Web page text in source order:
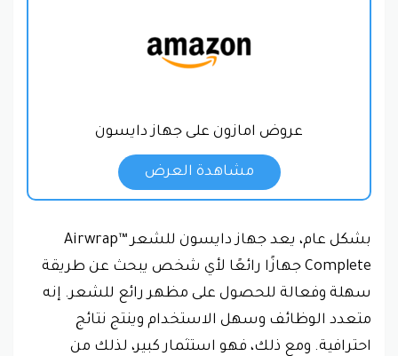
عروض امازون على جهاز دايسون
مشاهدة العرض
بشكل عام، يعد جهاز دايسون للشعر Airwrap™
Complete جهازًا رائعًا لأي شخص يبحث عن طريقة
سهلة وفعالة للحصول على مظهر رائع للشعر. إنه
متعدد الوظائف وسهل الاستخدام وينتج نتائج
احترافية. ومع ذلك، فهو استثمار كبير، لذلك من